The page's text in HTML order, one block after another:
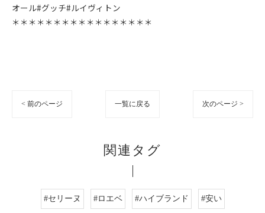
オール#グッチ#ルイヴィトン
＊＊＊＊＊＊＊＊＊＊＊＊＊＊＊＊＊
< 前のページ 一覧に戻る 次のページ >
関連タグ
#セリーヌ #ロエベ #ハイブランド #安い